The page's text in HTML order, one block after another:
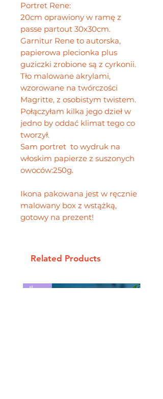
Portret Rene:
20cm oprawiony w ramę z
passe partout 30x30cm.
Garnitur Rene to autorska,
papierowa plecionka plus
guziczki zrobione są z cyrkonii.
Tło malowane akrylami,
wzorowane na twórczości
Magritte, z osobistym twistem.
Połączyłam kilka jego dzieł w
jedno by oddać klimat tego co
tworzył.
Sam portret to wydruk na
włoskim papierze z suszonych
owoców:250g.
Ikona pakowana jest w ręcznie
malowany box z wstążką,
gotowy na prezent!
Related Products
Ikony